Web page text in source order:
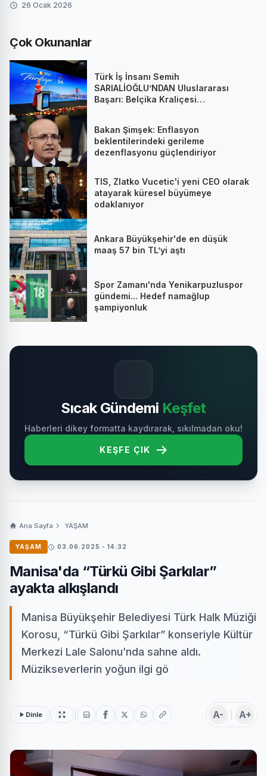
26 Ocak 2026
Çok Okunanlar
Türk İş İnsanı Semih
SARIALİOĞLU’NDAN Uluslararası
Başarı: Belçika Kraliçesi
Bakan Şimşek: Enflasyon
beklentilerindeki gerileme
dezenflasyonu güçlendiriyor
TIS, Zlatko Vucetic'i yeni CEO olarak
atayarak küresel büyümeye
odaklanıyor
Ankara Büyükşehir'de en düşük
maaş 57 bin TL’yi aştı
Spor Zamanı'nda Yenikarpuzluspor
gündemi... Hedef namağlup
şampiyonluk
Sıcak Gündemi Keşfet
Haberleri dikey formatta kaydırarak, sıkılmadan oku!
KEŞFE ÇIK
Ana Sayfa YAŞAM
YAŞAM 03.06.2025 - 14:32
Manisa'da “Türkü Gibi Şarkılar”
ayakta alkışlandı
Manisa Büyükşehir Belediyesi Türk Halk Müziği
Korosu, “Türkü Gibi Şarkılar” konseriyle Kültür
Merkezi Lale Salonu’nda sahne aldı.
Müzikseverlerin yoğun ilgi gö
Dinle A- A+